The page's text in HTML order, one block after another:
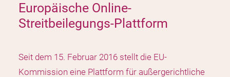
Europäische Online-
Streitbeilegungs-Plattform
Seit dem 15. Februar 2016 stellt die EU-
Kommission eine Plattform für außergerichtliche